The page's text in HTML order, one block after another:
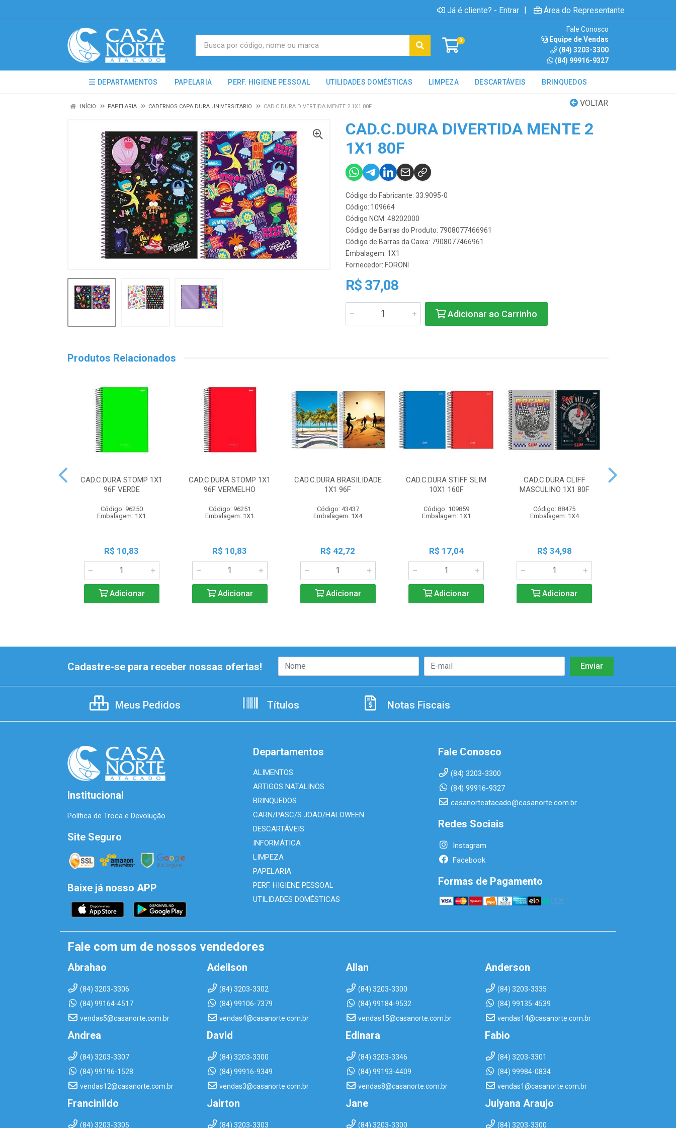
Já é cliente? - Entrar | Área do Representante
0
Fale Conosco
Equipe de Vendas
(84) 3203-3300
(84) 99916-9327
DEPARTAMENTOS PAPELARIA PERF. HIGIENE PESSOAL UTILIDADES DOMÉSTICAS LIMPEZA DESCARTÁVEIS BRINQUEDOS
VOLTAR
INÍCIO PAPELARIA CADERNOS CAPA DURA UNIVERSITARIO CAD.C.DURA DIVERTIDA MENTE 2 1X1 80F
CAD.C.DURA DIVERTIDA MENTE 2
1X1 80F
Código do Fabricante: 33.9095-0
Código: 109664
Código NCM: 48202000
Código de Barras do Produto: 7908077466961
Código de Barras da Caixa: 7908077466961
Embalagem: 1X1
Fornecedor: FORONI
R$ 37,08
Adicionar ao Carrinho
Produtos Relacionados
CAD.C.DURA STOMP 1X1
96F VERDE
Código: 96250
Embalagem: 1X1
R$ 10,83
Adicionar
CAD.C.DURA STOMP 1X1
96F VERMELHO
Código: 96251
Embalagem: 1X1
R$ 10,83
Adicionar
CAD.C.DURA BRASILIDADE
1X1 96F
Código: 43437
Embalagem: 1X4
R$ 42,72
Adicionar
CAD.C.DURA STIFF SLIM
10X1 160F
Código: 109859
Embalagem: 1X1
R$ 17,04
Adicionar
CAD.C.DURA CLIFF
MASCULINO 1X1 80F
Código: 88475
Embalagem: 1X4
R$ 34,98
Adicionar
Cadastre-se para receber nossas ofertas!
Meus Pedidos Títulos Notas Fiscais
Institucional
Política de Troca e Devolução
Site Seguro
Baixe já nosso APP
Departamentos
ALIMENTOS
ARTIGOS NATALINOS
BRINQUEDOS
CARN/PASC/S.JOÃO/HALOWEEN
DESCARTÁVEIS
INFORMÁTICA
LIMPEZA
PAPELARIA
PERF. HIGIENE PESSOAL
UTILIDADES DOMÉSTICAS
Fale Conosco
(84) 3203-3300
(84) 99916-9327
casanorteatacado@casanorte.com.br
Redes Sociais
Instagram
Facebook
Formas de Pagamento
Fale com um de nossos vendedores
Abrahao
(84) 3203-3306
(84) 99164-4517
vendas5@casanorte.com.br
Adeilson
(84) 3203-3302
(84) 99106-7379
vendas4@casanorte.com.br
Allan
(84) 3203-3300
(84) 99184-9532
vendas15@casanorte.com.br
Anderson
(84) 3203-3335
(84) 99135-4539
vendas14@casanorte.com.br
Andrea
(84) 3203-3307
(84) 99196-1528
vendas12@casanorte.com.br
David
(84) 3203-3300
(84) 99916-9349
vendas3@casanorte.com.br
Edinara
(84) 3203-3346
(84) 99193-4409
vendas8@casanorte.com.br
Fabio
(84) 3203-3301
(84) 99984-0834
vendas1@casanorte.com.br
Francinildo
(84) 3203-3305
Jairton
(84) 3203-3303
Jane
(84) 3203-3300
Julyana Araujo
(84) 3203-3300